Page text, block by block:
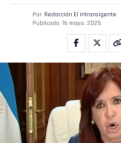
Por Redacción El intransigente
Publicado 16 mayo, 2025